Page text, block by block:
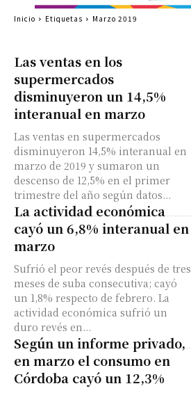
Las ventas en los
supermercados
disminuyeron un 14,5%
interanual en marzo
Las ventas en supermercados
disminuyeron 14,5% interanual en
marzo de 2019 y sumaron un
descenso de 12,5% en el primer
trimestre del año según datos...
La actividad económica
cayó un 6,8% interanual en
marzo
Sufrió el peor revés después de tres
meses de suba consecutiva; cayó
un 1,8% respecto de febrero. La
actividad económica sufrió un
duro revés en...
Según un informe privado,
en marzo el consumo en
Córdoba cayó un 12,3%
Inicio Etiquetas Marzo 2019